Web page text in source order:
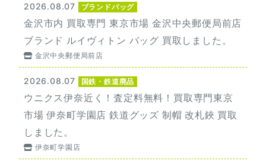
2026.08.07 ブランドバッグ
金沢市内 買取専門 東京市場 金沢中央郵便局前店
ブランド ルイヴィトン バッグ 買取しました。
金沢中央郵便局前店
2026.08.07 国鉄・鉄道廃品
ウニクス伊奈近く！査定料無料！買取専門東京
市場 伊奈町学園店 鉄道グッズ 制帽 改札鋏 買取
しました。
伊奈町学園店